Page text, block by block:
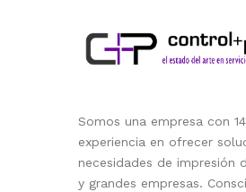
Somos una empresa con
experiencia en ofrecer
necesidades de impresión
y grandes empresas.